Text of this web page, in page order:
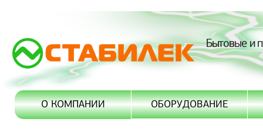
Бытовые и
О КОМПАНИИ ОБОРУДОВАНИЕ